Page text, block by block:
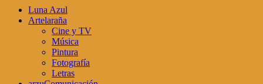
Luna Azul
Artelaraña
Cine y TV
Música
Pintura
Fotografía
Letras